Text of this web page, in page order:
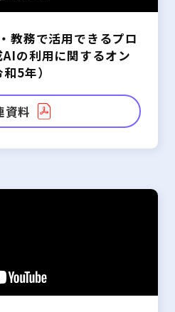
教務で活用できるプロ
の利用に関するオン
5年）
資料